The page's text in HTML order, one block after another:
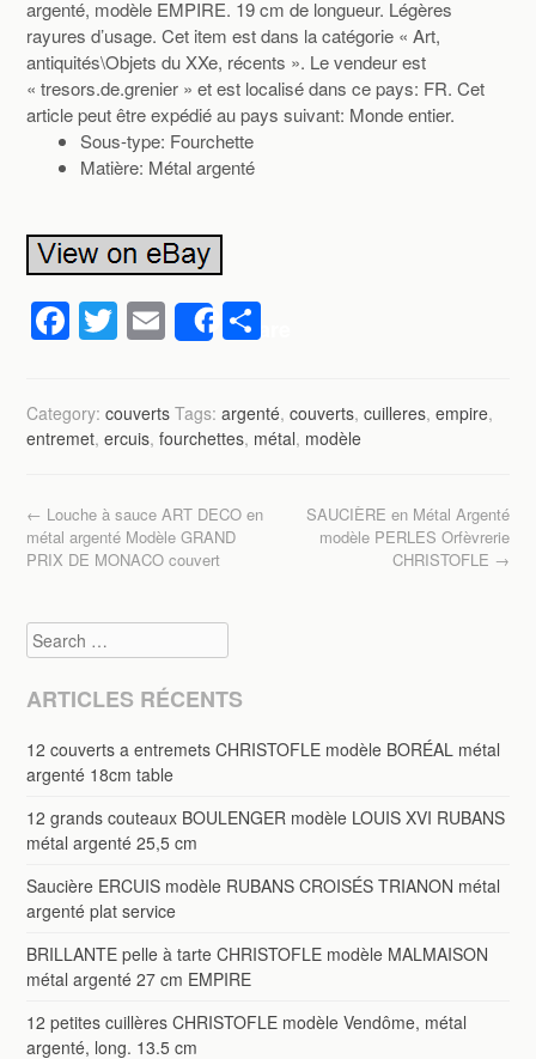
argenté, modèle EMPIRE. 19 cm de longueur. Légères
rayures d’usage. Cet item est dans la catégorie « Art,
antiquités\Objets du XXe, récents ». Le vendeur est
« tresors.de.grenier » et est localisé dans ce pays: FR. Cet
article peut être expédié au pays suivant: Monde entier.
Sous-type: Fourchette
Matière: Métal argenté
F
a
c
e
o
o
T
wi
tt
er
E
m
ail
Share
ta
g
Category:couverts Tags:argenté,couverts,cuilleres,empire,
entremet,ercuis,fourchettes, métal, modèle
Post navigation
← Louche à sauce ART DECO en
métal argenté Modèle GRAND
PRIX DE MONACO couvert
SAUCIÈRE en Métal Argenté
modèle PERLES Orfèvrerie
CHRISTOFLE →
Search
ARTICLES RÉCENTS
12 couverts a entremets CHRISTOFLE modèle BORÉAL métal
argenté 18cm table
12 grands couteaux BOULENGER modèle LOUIS XVI RUBANS
métal argenté 25,5 cm
Saucière ERCUIS modèle RUBANS CROISÉS TRIANON métal
argenté plat service
BRILLANTE pelle à tarte CHRISTOFLE modèle MALMAISON
métal argenté 27 cm EMPIRE
12 petites cuillères CHRISTOFLE modèle Vendôme, métal
argenté, long. 13.5 cm